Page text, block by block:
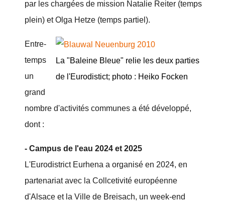
par les chargées de mission Natalie Reiter (temps
plein) et Olga Hetze (temps partiel).
La "Baleine Bleue" relie les deux parties
de l'Eurodistict; photo : Heiko Focken
Entre-
temps
un
grand
nombre d'activités communes a été développé,
dont :
- Campus de l'eau 2024 et 2025
L'Eurodistrict Eurhena a organisé en 2024, en
partenariat avec la Collcetivité européenne
d'Alsace et la Ville de Breisach, un week-end